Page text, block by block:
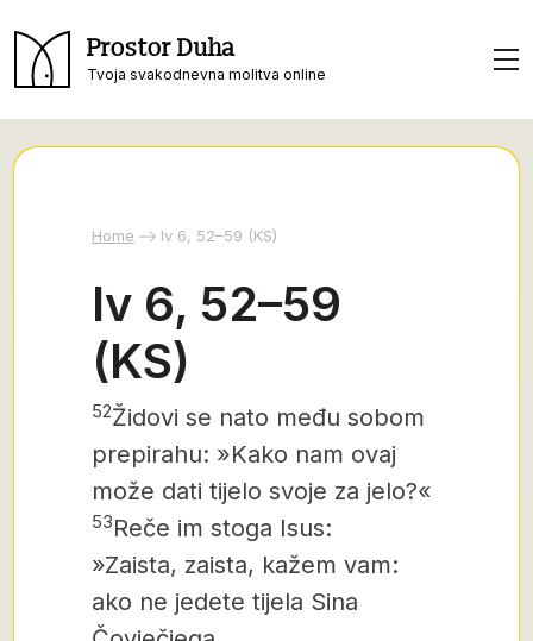
Prostor Duha
Tvoja svakodnevna molitva online
Home Iv 6, 52–59 (KS)
Iv 6, 52–59
(KS)
52Židovi se nato među sobom
prepirahu: »Kako nam ovaj
može dati tijelo svoje za jelo?«
53Reče im stoga Isus:
»Zaista, zaista, kažem vam:
ako ne jedete tijela Sina